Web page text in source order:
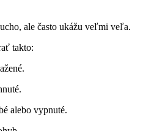
ale často ukážu veľmi veľa.
takto:
alebo vypnuté.